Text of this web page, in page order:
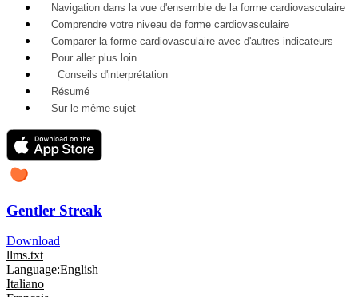
Navigation dans la vue d'ensemble de la forme cardiovasculaire
Comprendre votre niveau de forme cardiovasculaire
Comparer la forme cardiovasculaire avec d'autres indicateurs
Pour aller plus loin
Conseils d'interprétation
Résumé
Sur le même sujet
Gentler Streak
Download
llms.txt
Language:English
Italiano